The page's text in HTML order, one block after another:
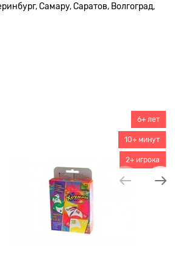
Самару, Саратов, Волгоград,
6+ лет
10+ минут
2+ игрока